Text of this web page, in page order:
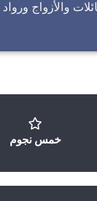
والأزواج
خمس نجوم